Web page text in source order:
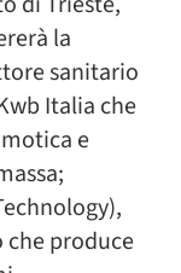
la
sanitario
Italia che
e
produce